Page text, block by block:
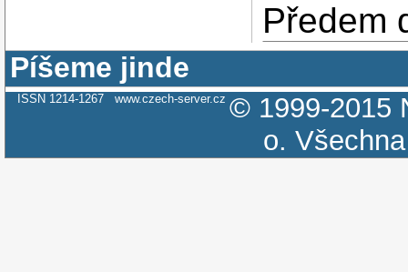
Předem
Píšeme jinde
ISSN 1214-1267 www.czech-server.cz © 1999-2015
o.